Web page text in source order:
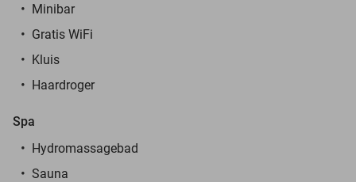
Minibar
Gratis WiFi
Kluis
Haardroger
Spa
Hydromassagebad
Sauna